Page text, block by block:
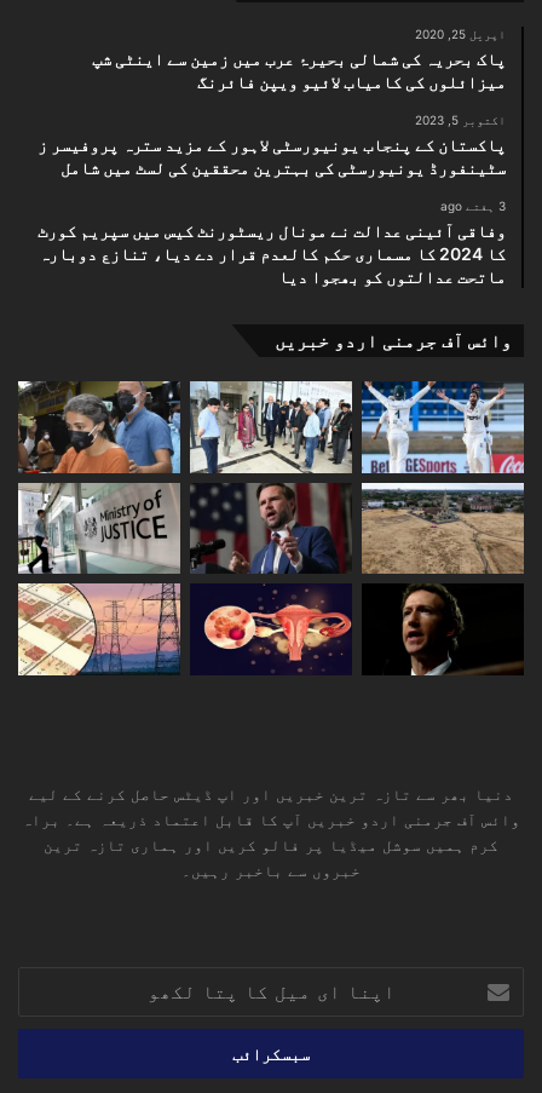
اپریل 25, 2020
پاک بحریہ کی شمالی بحیرۂ عرب میں زمین سے اینٹی شپ
میزائلوں کی کامیاب لائیو ویپن فائرنگ
اکتوبر 5, 2023
پاکستان کے پنجاب یونیورسٹی لاہور کے مزید سترہ پروفیسر ز
سٹینفورڈ یونیورسٹی کی بہترین محققین کی لسٹ میں شامل
3 ہفتے ago
وفاقی آئینی عدالت نے مونال ریسٹورنٹ کیس میں سپریم کورٹ
کا 2024 کا مسماری حکم کالعدم قرار دے دیا، تنازع دوبارہ
ماتحت عدالتوں کو بھجوا دیا
وائس آف جرمنی اردو خبریں
دنیا بھر سے تازہ ترین خبریں اور اپ ڈیٹس حاصل کرنے کے لیے
وائس آف جرمنی اردو خبریں آپ کا قابل اعتماد ذریعہ ہے۔ براہ
کرم ہمیں سوشل میڈیا پر فالو کریں اور ہماری تازہ ترین
خبروں سے باخبر رہیں۔
ای
میل
پتا